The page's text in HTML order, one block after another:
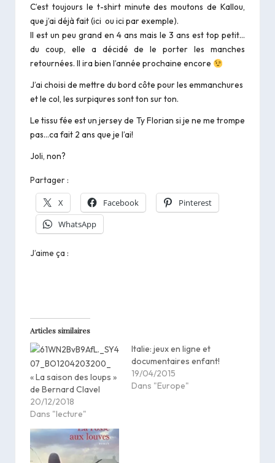
C’est toujours le t-shirt minute desmoutons de Kallou,
que j’ai déjà fait (ici ou ici par exemple).
Il est un peu grand en 4 ans mais le 3 ans est top petit…
du coup, elle a décidé de le porter les manches
retournées. Il ira bien l’année prochaine encore
J’ai choisi de mettre du bord côte pour les emmanchures
et le col, les surpiqures sont ton sur ton.
Le tissu fée est un jersey de Ty Florian si je ne me trompe
pas…ca fait 2 ans que je l’ai!
Joli, non?
Partager :
X Facebook
Pinterest
WhatsApp
J’aime ça :
Articles similaires
« La saison des loups »
de Bernard Clavel
20/12/2018
Dans "lecture"
Italie: jeux en ligne et
documentaires enfant!
19/04/2015
Dans "Europe"